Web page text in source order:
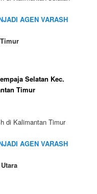
AGEN VARASH
Selatan Kec.
Timur
di Kalimantan Timur
AGEN VARASH